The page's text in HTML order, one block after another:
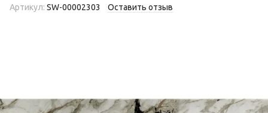
Артикул: SW-00002303 Оставить отзыв